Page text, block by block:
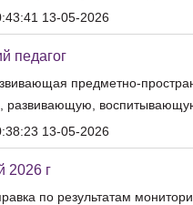
13-05-2026
педагог
предметно-
развивающую,
13-05-2026
2026 г
по результатам